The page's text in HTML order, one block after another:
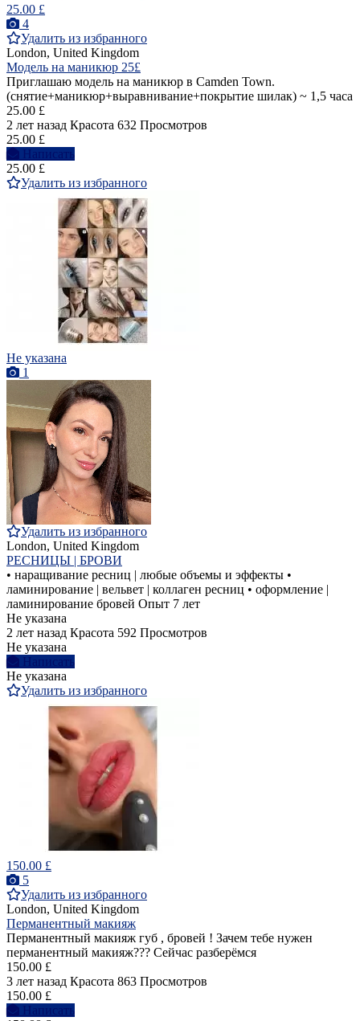
25.00 £
4
Удалить из избранного
London, United Kingdom
Модель на маникюр 25£
Приглашаю модель на маникюр в Camden Town.
(снятие+маникюр+выравнивание+покрытие шилак) ~ 1,5 часа
25.00 £
2 лет назад Красота 632 Просмотров
25.00 £
Написать
25.00 £
Удалить из избранного
Не указана
1
Удалить из избранного
London, United Kingdom
РЕСНИЦЫ | БРОВИ
• наращивание ресниц | любые объемы и эффекты •
ламинирование | вельвет | коллаген ресниц • оформление |
ламинирование бровей Опыт 7 лет
Не указана
2 лет назад Красота 592 Просмотров
Не указана
Написать
Не указана
Удалить из избранного
150.00 £
5
Удалить из избранного
London, United Kingdom
Перманентный макияж
Перманентный макияж губ , бровей ! Зачем тебе нужен
перманентный макияж??? Сейчас разберёмся
150.00 £
3 лет назад Красота 863 Просмотров
150.00 £
Написать